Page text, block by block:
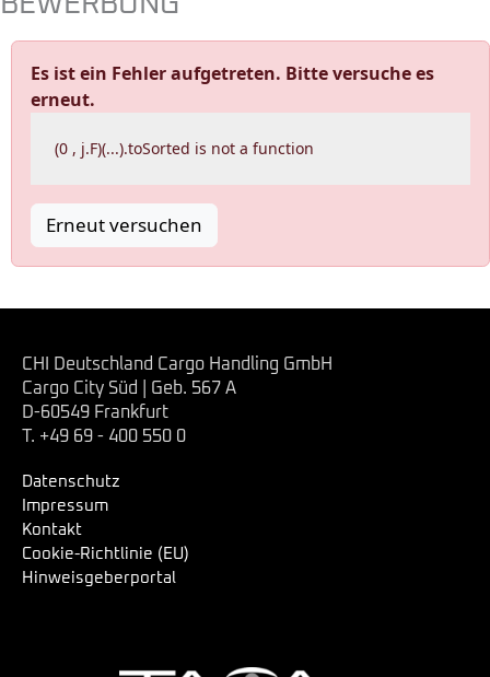
Es ist ein Fehler aufgetreten. Bitte versuche es
erneut.
(0 , j.F)(...).toSorted is not a function
Erneut versuchen
CHI Deutschland Cargo Handling GmbH
Cargo City Süd | Geb. 567 A
D-60549 Frankfurt
T. +49 69 - 400 550 0
Datenschutz
Impressum
Kontakt
Cookie-Richtlinie (EU)
Hinweisgeberportal